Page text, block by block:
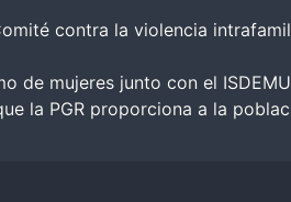
contra la violencia
de mujeres junto con el
la PGR proporciona a la